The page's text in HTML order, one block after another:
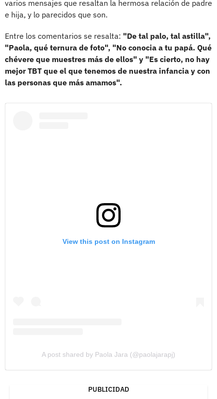
varios mensajes que resaltan la hermosa relación de padre
e hija, y lo parecidos que son.
Entre los comentarios se resalta: "De tal palo, tal astilla",
"Paola, qué ternura de foto", "No conocia a tu papá. Qué
chévere que muestres más de ellos" y "Es cierto, no hay
mejor TBT que el que tenemos de nuestra infancia y con
las personas que más amamos".
View this post on Instagram
A post shared by Paola Jara (@paolajarapj)
PUBLICIDAD